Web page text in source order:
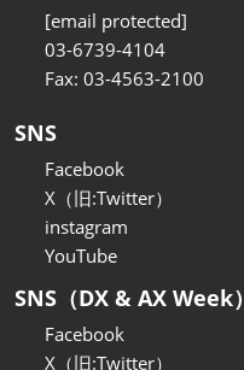
[email protected]
03-6739-4104
Fax: 03-4563-2100
SNS
Facebook
X（旧:Twitter）
instagram
YouTube
SNS（DX & AX Week）
Facebook
X（旧:Twitter）